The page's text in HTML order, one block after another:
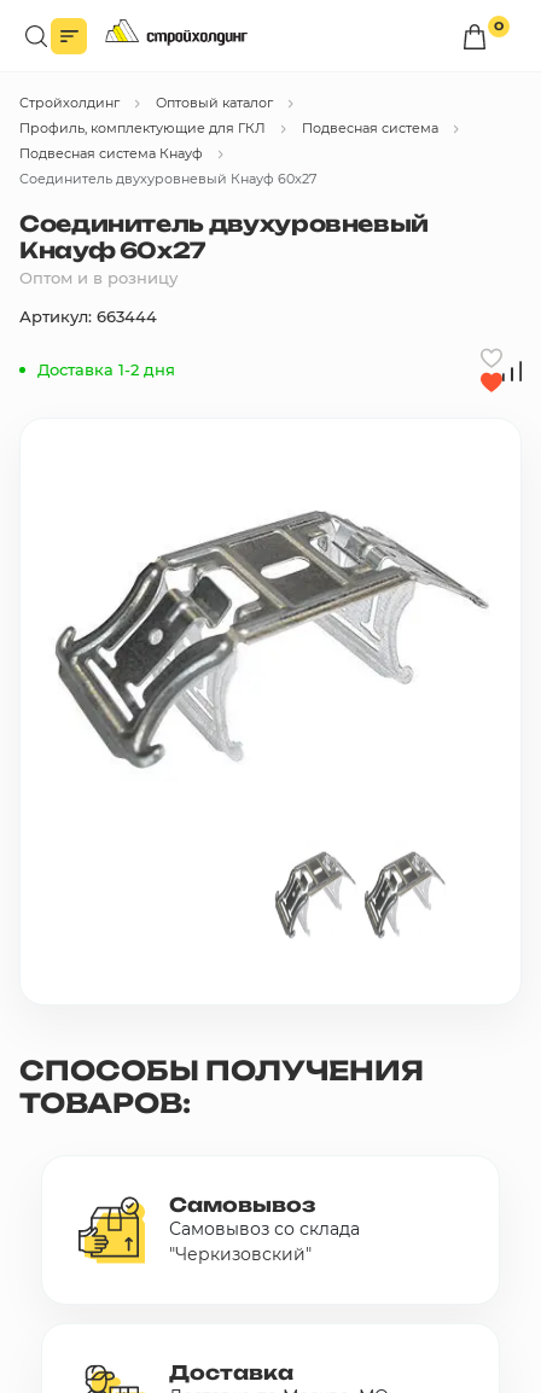
0
Войдите в личный кабинет
Вы сможете оформлять заказы по оптовым ценам.
Войти
Каталог товаров
Быстрый заказ по списку
Все
10 000 ₽
Минимальный заказ
+7(495) 988-86-47
sales@stroyholding.ru
Телеграм
Все бренды
Стройхолдинг
Оптовый каталог
Профиль, комплектующие для ГКЛ
Подвесная система
Подвесная система Кнауф
Соединитель двухуровневый Кнауф 60х27
Соединитель двухуровневый
Кнауф 60х27
Оптом и в розницу
Артикул: 663444
Доставка 1-2 дня
СПОСОБЫ ПОЛУЧЕНИЯ
ТОВАРОВ:
Самовывоз
Самовывоз со склада
"Черкизовский"
Доставка